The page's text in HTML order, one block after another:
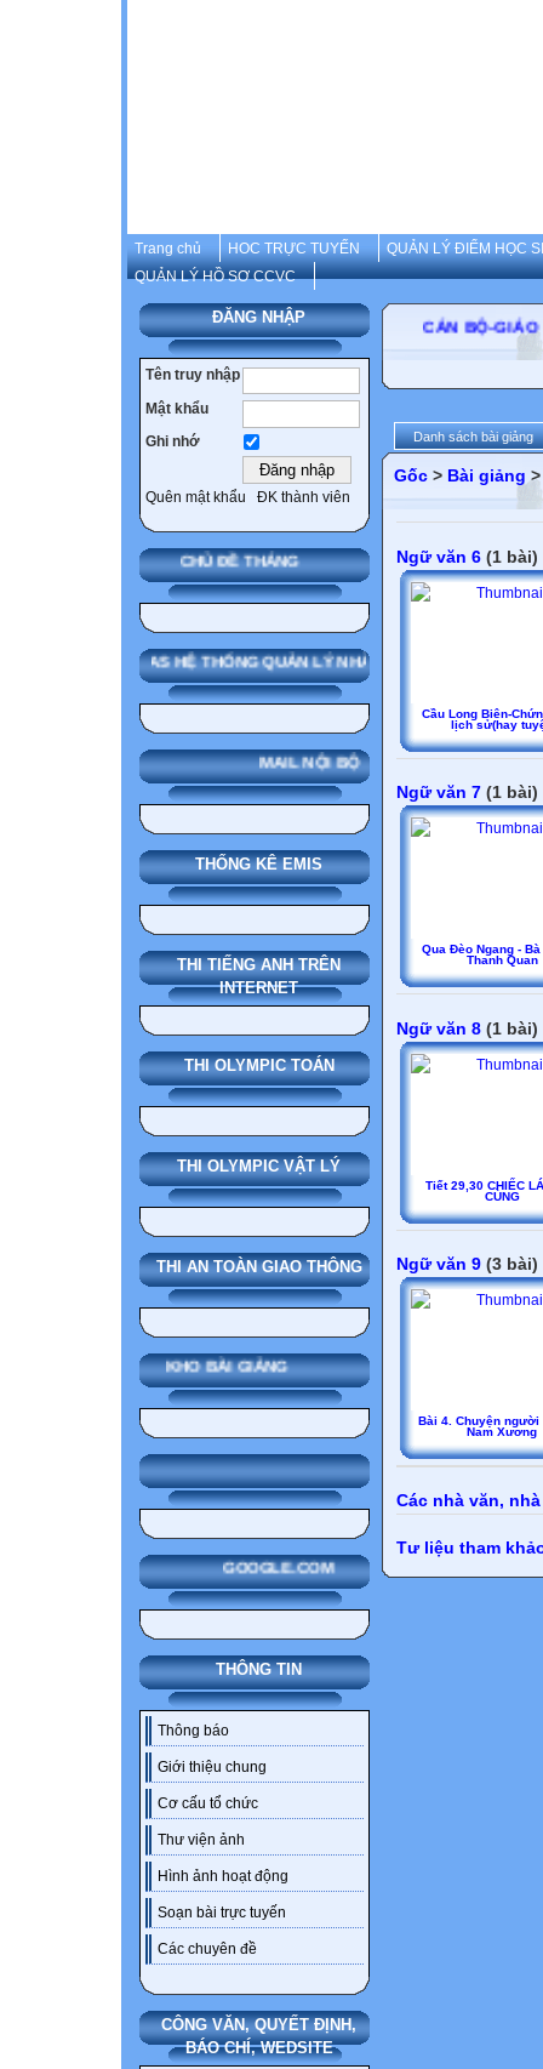
Trang chủ HOC TRỰC TUYẾN
QUẢN LÝ ĐIỂM HỌC
QUẢN LÝ HỒ SƠ CCVC
ĐĂNG NHẬP
Tên truy nhập
Mật khẩu
Ghi nhớ
Quên mật khẩu ĐK thành viên
CHỦ ĐỀ THÁNG
SMAS HỆ THỐNG QUẢN LÝ NHÀ TRƯỜNG
MAIL NỘI BỘ
THỐNG KÊ EMIS
THI TIẾNG ANH TRÊN
INTERNET
THI OLYMPIC TOÁN
THI OLYMPIC VẬT LÝ
THI AN TOÀN GIAO THÔNG
KHO BÀI GIẢNG
GOOGLE.COM
THÔNG TIN
Thông báo
Giới thiệu chung
Cơ cấu tổ chức
Thư viện ảnh
Hình ảnh hoạt động
Soạn bài trực tuyến
Các chuyên đề
CÔNG VĂN, QUYẾT ĐỊNH,
BÁO CHÍ, WEDSITE
CÁN BỘ-GIÁO
Danh sách bài giảng
Gốc > Bài giảng
Ngữ văn 6 (1 bài)
Cầu Long Biên-
lịch sử(hay
Ngữ văn 7 (1 bài)
Qua Đèo Ngang -
Thanh Quan
Ngữ văn 8 (1 bài)
Tiết 29,30 CHIẾC
CÙNG
Ngữ văn 9 (3 bài)
Bài 4. Chuyện người
Nam Xương
Các nhà văn,
Tư liệu tham